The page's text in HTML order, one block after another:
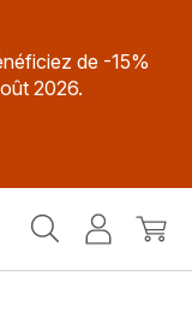
de -15%
2026.
MonMon